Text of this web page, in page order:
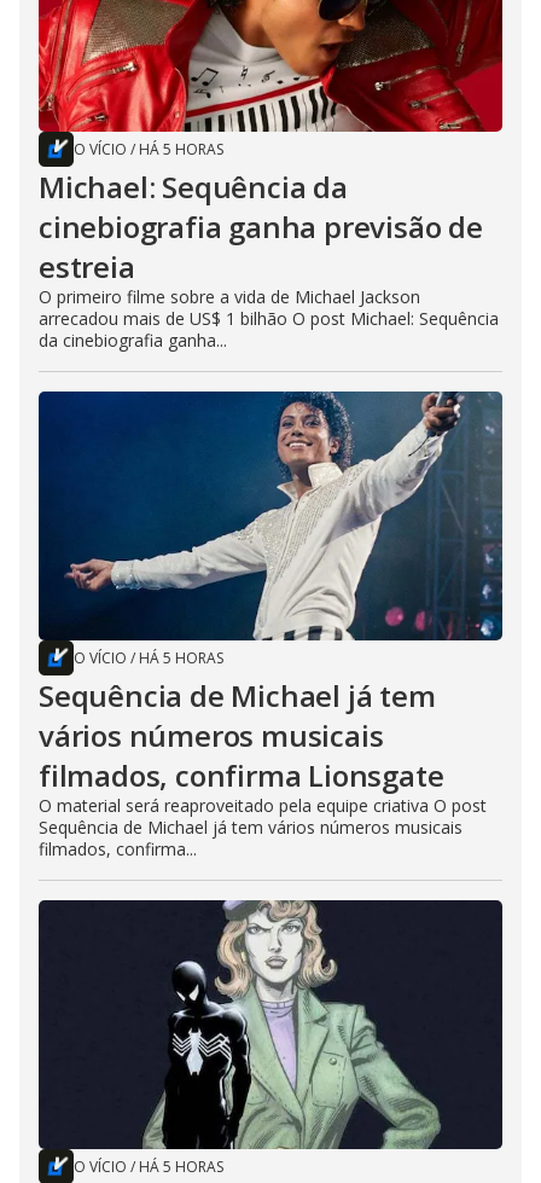
O VÍCIO / HÁ 5 HORAS
Michael: Sequência da
cinebiografia ganha previsão de
estreia
O primeiro filme sobre a vida de Michael Jackson
arrecadou mais de US$ 1 bilhão O post Michael: Sequência
da cinebiografia ganha...
O VÍCIO / HÁ 5 HORAS
Sequência de Michael já tem
vários números musicais
filmados, confirma Lionsgate
O material será reaproveitado pela equipe criativa O post
Sequência de Michael já tem vários números musicais
filmados, confirma...
O VÍCIO / HÁ 5 HORAS